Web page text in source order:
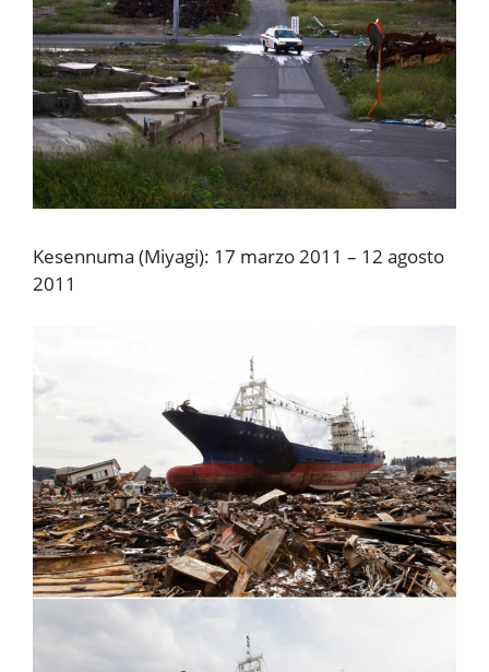
Kesennuma (Miyagi): 17 marzo 2011 – 12 agosto
2011